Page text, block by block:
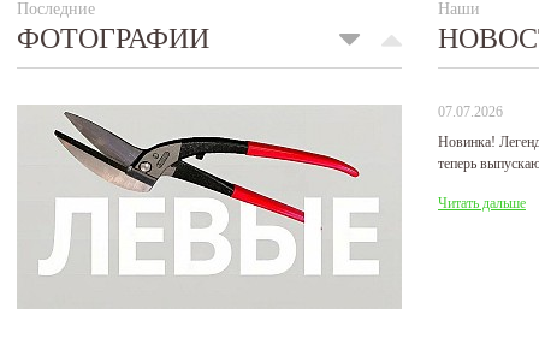
Последние
ФОТОГРАФИИ
Наши
07.07.2026
Новинка!
теперь
Читать дальше